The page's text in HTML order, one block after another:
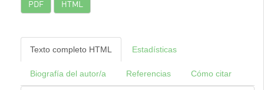
PDF HTML
Texto completo HTML Estadísticas
Biografía del autor/a Referencias Cómo citar